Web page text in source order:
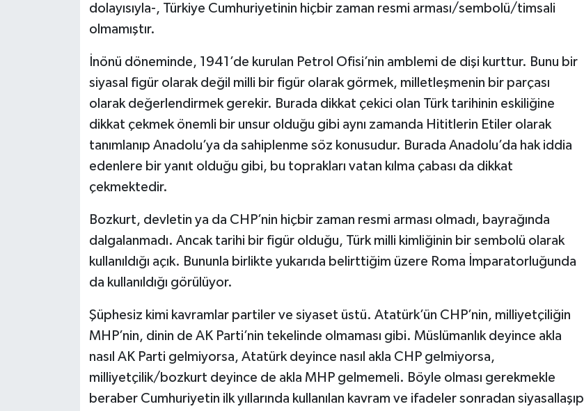
dolayısıyla-, Türkiye Cumhuriyetinin hiçbir zaman resmi arması/sembolü/timsali
olmamıştır.
İnönü döneminde, 1941’de kurulan Petrol Ofisi’nin amblemi de dişi kurttur. Bunu bir
siyasal figür olarak değil milli bir figür olarak görmek, milletleşmenin bir parçası
olarak değerlendirmek gerekir. Burada dikkat çekici olan Türk tarihinin eskiliğine
dikkat çekmek önemli bir unsur olduğu gibi aynı zamanda Hititlerin Etiler olarak
tanımlanıp Anadolu’ya da sahiplenme söz konusudur. Burada Anadolu’da hak iddia
edenlere bir yanıt olduğu gibi, bu toprakları vatan kılma çabası da dikkat
çekmektedir.
Bozkurt, devletin ya da CHP’nin hiçbir zaman resmi arması olmadı, bayrağında
dalgalanmadı. Ancak tarihi bir figür olduğu, Türk milli kimliğinin bir sembolü olarak
kullanıldığı açık. Bununla birlikte yukarıda belirttiğim üzere Roma İmparatorluğunda
da kullanıldığı görülüyor.
Şüphesiz kimi kavramlar partiler ve siyaset üstü. Atatürk’ün CHP’nin, milliyetçiliğin
MHP’nin, dinin de AK Parti’nin tekelinde olmaması gibi. Müslümanlık deyince akla
nasıl AK Parti gelmiyorsa, Atatürk deyince nasıl akla CHP gelmiyorsa,
milliyetçilik/bozkurt deyince de akla MHP gelmemeli. Böyle olması gerekmekle
beraber Cumhuriyetin ilk yıllarında kullanılan kavram ve ifadeler sonradan siyasallaşıp